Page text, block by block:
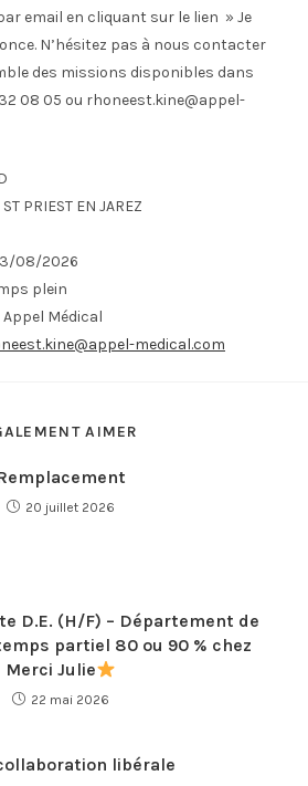
email en cliquant sur le lien » Je
N’hésitez pas à nous contacter
des missions disponibles dans
08 05 ou rhoneest.kine@appel-
ST PRIEST EN JAREZ
08/2026
plein
Appel Médical
medical.com
AIMER
20 juillet 2026
D.E. (H/F) – Département de
temps partiel 80 ou 90 % chez
Merci Julie
22 mai 2026
libérale